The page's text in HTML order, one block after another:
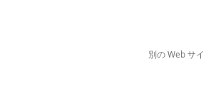
別の Web サ